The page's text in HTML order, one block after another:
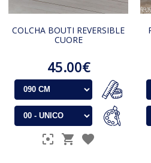
COLCHA BOUTI REVERSIBLE
CUORE
45.00€